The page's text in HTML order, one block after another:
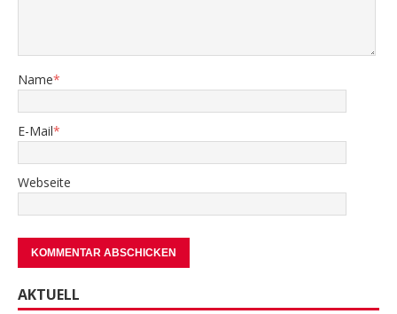
Name*
E-Mail*
Webseite
AKTUELL